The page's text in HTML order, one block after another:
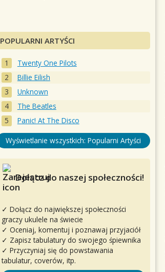
POPULARNI ARTYŚCI
Twenty One Pilots
Billie Eilish
Unknown
The Beatles
Panic! At The Disco
Wyświetlanie wszystkich: Popularni Artyści
Dołącz do naszej społeczności!
✓ Dołącz do największej społeczności
graczy ukulele na świecie
✓ Oceniaj, komentuj i poznawaj przyjaciół
✓ Zapisz tabulatury do swojego śpiewnika
✓ Przyczyniaj się do powstawania
tabulatur, coverów, itp.